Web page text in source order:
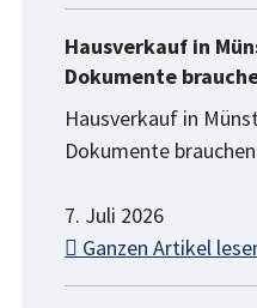
Hausverkauf in
Dokumente
Hausverkauf in
Dokumente
7. Juli 2026
Ganzen Artikel